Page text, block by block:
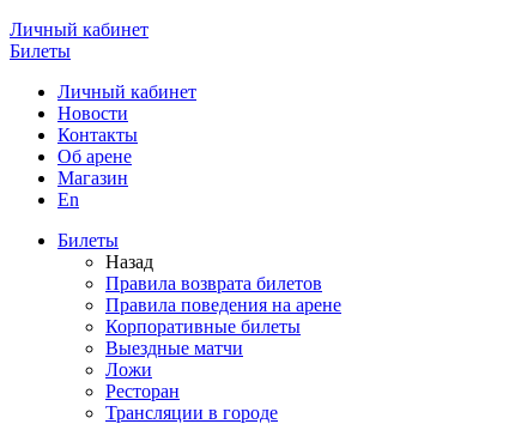
Личный кабинет
Билеты
Личный кабинет
Новости
Контакты
Об арене
Магазин
En
Билеты
Назад
Правила возврата билетов
Правила поведения на арене
Корпоративные билеты
Выездные матчи
Ложи
Ресторан
Трансляции в городе